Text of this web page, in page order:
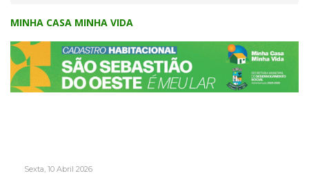
MINHA CASA MINHA VIDA
Sexta, 10 Abril 2026